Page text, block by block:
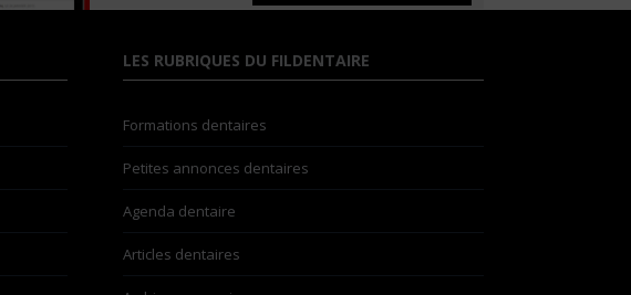
LES RUBRIQUES DU FILDENTAIRE
Formations dentaires
Petites annonces dentaires
Agenda dentaire
Articles dentaires